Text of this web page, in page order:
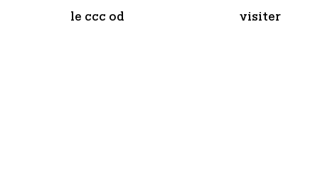
le ccc od visiter